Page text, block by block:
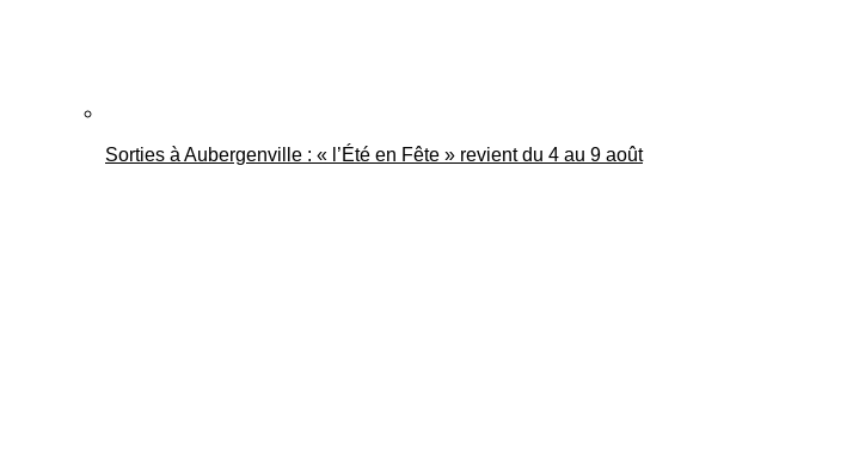
Sorties à Aubergenville : « l’Été en Fête » revient du 4 au 9 août